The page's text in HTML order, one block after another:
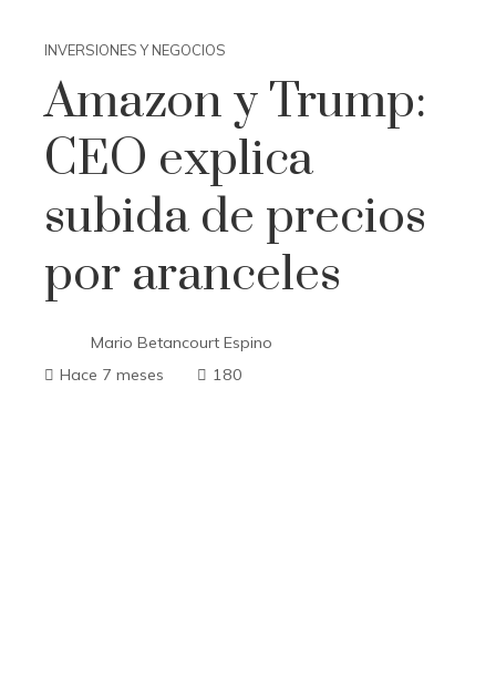
INVERSIONES Y NEGOCIOS
Amazon y Trump:
CEO explica
subida de precios
por aranceles
Mario Betancourt Espino
Hace 7 meses
180